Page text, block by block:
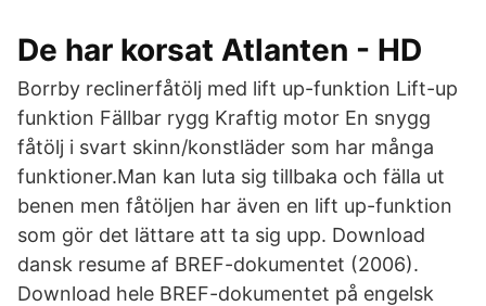
De har korsat Atlanten - HD
Borrby reclinerfåtölj med lift up-funktion Lift-up
funktion Fällbar rygg Kraftig motor En snygg
fåtölj i svart skinn/konstläder som har många
funktioner.Man kan luta sig tillbaka och fälla ut
benen men fåtöljen har även en lift up-funktion
som gör det lättare att ta sig upp. Download
dansk resume af BREF-dokumentet (2006).
Download hele BREF-dokumentet på engelsk